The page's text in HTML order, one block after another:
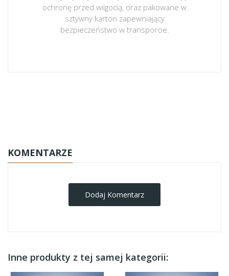
ochronę przed wilgocią, oraz pakowane w
sztywny karton zapewniający
bezpieczeństwo w transporcie.
KOMENTARZE
Dodaj Komentarz
Inne produkty z tej samej kategorii: